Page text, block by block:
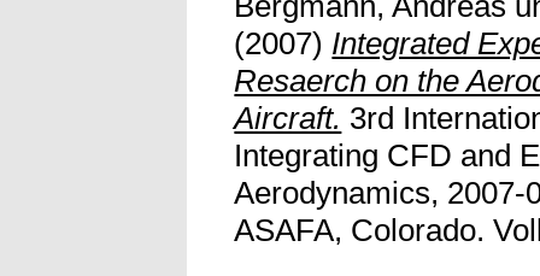
(2007) Integrated
Resaerch on the
Aircraft. 3rd
Integrating CFD and
Aerodynamics, 2007-
ASAFA, Colorado.